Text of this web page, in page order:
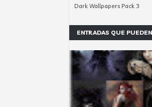
Dark Wallpapers Pack 3
ENTRADAS QUE